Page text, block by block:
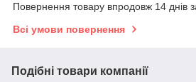
Повернення товару впродовж 14 днів
Всі умови повернення
Подібні товари компанії